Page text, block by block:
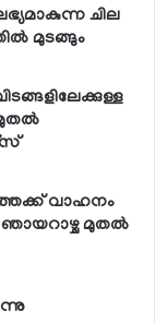
ചില
മുടങ്ങും
വാഹനം
മുതല്‍